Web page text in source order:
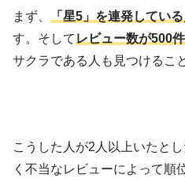
まず、 「星5」を連発している
す。そして レビュー数が500
サクラである人も見つけるこ
こうした人が2人以上いたと
く不当なレビューによって順